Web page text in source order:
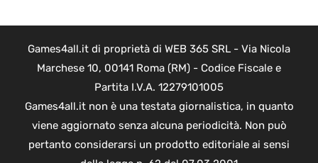
Games4all.it di proprietà di WEB 365 SRL - Via Nicola
Marchese 10, 00141 Roma (RM) - Codice Fiscale e
Partita I.V.A. 12279101005
Games4all.it non è una testata giornalistica, in quanto
viene aggiornato senza alcuna periodicità. Non può
pertanto considerarsi un prodotto editoriale ai sensi